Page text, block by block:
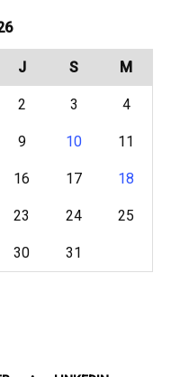
J S M
2 3 4
9 10 11
16 17 18
23 24 25
30 31